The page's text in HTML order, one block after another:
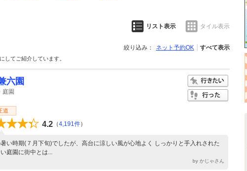
リスト表示 タイル表示
絞り込み： ネット予約OK すべて表示
してご紹介しています。
六園
庭園
道
4.2 （4,191件）
い時期(７月下旬)でしたが、高台に涼しい風が心地よく しっかりと手入れされた
庭園に街中とは...
by かじゃさん